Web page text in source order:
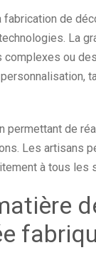
de
La
ou
permettant de
Les artisans
à tous les